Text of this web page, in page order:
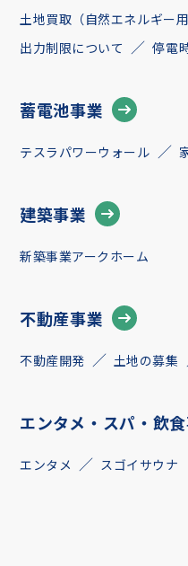
土地買取（自然エネルギー用
出力制限について
停電
蓄電池事業
テスラパワーウォール
建築事業
新築事業アークホーム
不動産事業
不動産開発 土地の募集
エンタメ・スパ・飲
エンタメ スゴイサウナ